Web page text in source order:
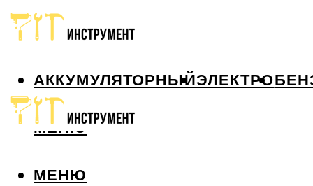
АККУМУЛЯТОРНЫЙЭЛЕКТРО
МЕНЮ
МЕНЮ